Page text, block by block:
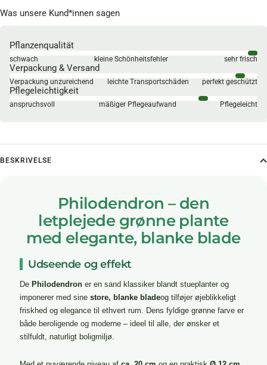
Was unsere Kund*innen sagen
Pflanzenqualität
schwach kleine Schönheitsfehler sehr frisch
Verpackung & Versand
Verpackung unzureichend leichte Transportschäden perfekt geschützt
Pflegeleichtigkeit
anspruchsvoll mäßiger Pflegeaufwand Pflegeleicht
BESKRIVELSE
Philodendron – den
letplejede grønne plante
med elegante, blanke blade
Udseende og effekt
De Philodendroner en sand klassiker blandt stueplanter og
imponerer med sine store, blanke bladeog tilføjer øjeblikkeligt
friskhed og elegance til ethvert rum. Dens fyldige grønne farve er
både beroligende og moderne – ideel til alle, der ønsker et
stilfuldt, naturligt boligmiljø.